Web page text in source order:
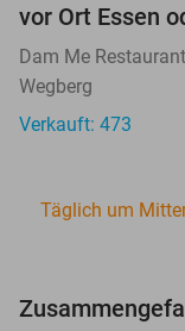
vor Ort Essen
Dam Me Restaurant
Wegberg
Verkauft: 473
Täglich um